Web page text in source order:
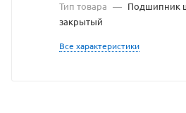
Тип товара — Подшипник
закрытый
Все характеристики